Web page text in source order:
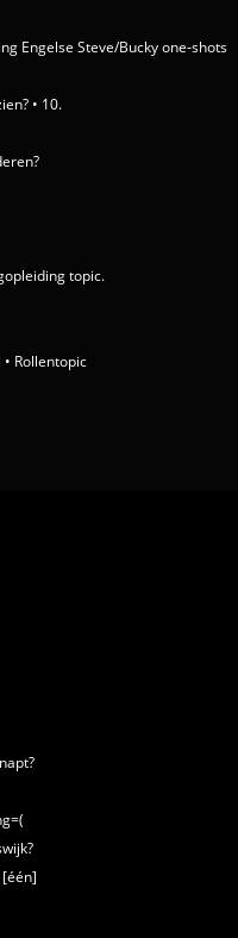
Engelse Steve/Bucky one-shots
• 10.
topic.
• Rollentopic